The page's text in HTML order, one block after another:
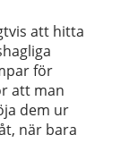
att hitta
för
att man
dem ur
när bara